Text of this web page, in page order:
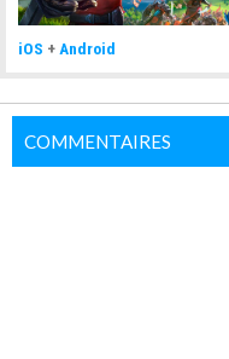
iOS + Android
COMMENTAIRES